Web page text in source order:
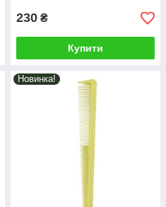
230 ₴
Купити
Новинка!